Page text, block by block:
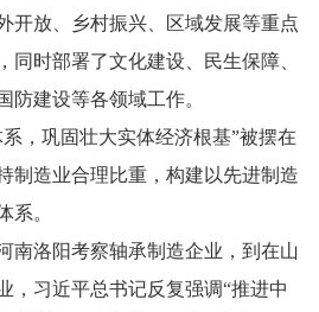
开放、乡村振兴、区域发展等重点
同时部署了文化建设、民生保障、
防建设等各领域工作。
，巩固壮大实体经济根基”被摆在
制造业合理比重，构建以先进制造
系。
南洛阳考察轴承制造企业，到在山
，习近平总书记反复强调“推进中